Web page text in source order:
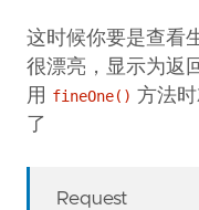
这时候你要是查看
很漂亮，显示为返
用 fineOne() 方法
了
Request